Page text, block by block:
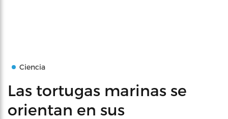
Ciencia
Las tortugas marinas se
orientan en sus